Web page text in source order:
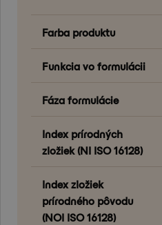
Farba produktu
Funkcia vo formulácii
Fáza formulácie
Index prírodných
zložiek (NI ISO 16128)
Index zložiek
prírodného pôvodu
(NOI ISO 16128)